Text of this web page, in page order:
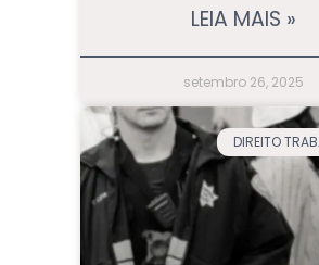
LEIA MAIS »
setembro 26, 2025
DIREITO